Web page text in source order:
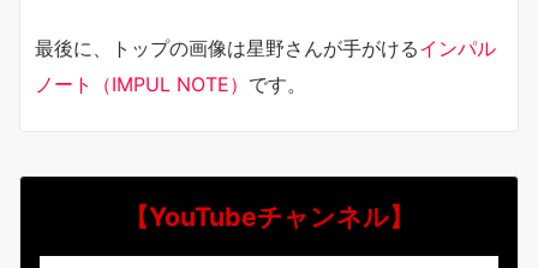
最後に、トップの画像は星野さんが手がけるインパル
ノート（IMPUL NOTE） です。
【YouTubeチャンネル】